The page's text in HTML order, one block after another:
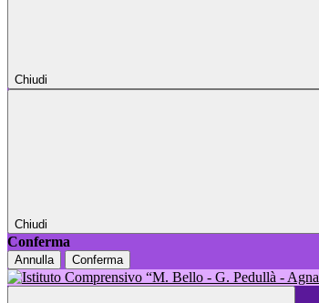
Chiudi
Chiudi
Conferma
Annulla Conferma